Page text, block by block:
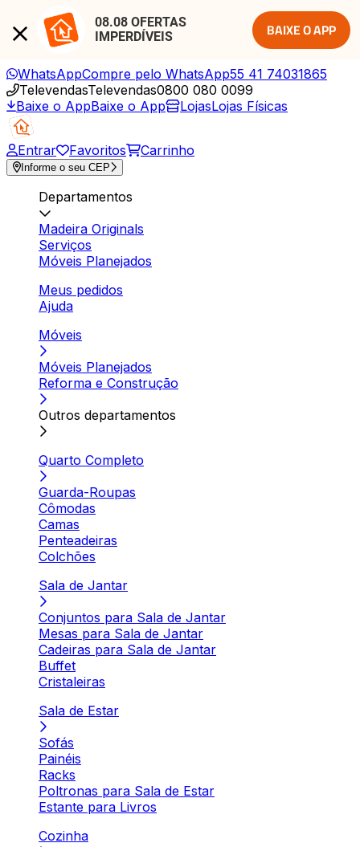
08.08 OFERTAS
IMPERDÍVEIS
BAIXE O APP
WhatsAppCompre pelo WhatsApp55 41 74031865
TelevendasTelevendas0800 080 0099
Baixe o AppBaixe o App LojasLojas Físicas
Entrar Favoritos Carrinho
Informe o seu CEP
Departamentos
Madeira Originals
Serviços
Móveis Planejados
Meus pedidos
Ajuda
Móveis
Móveis Planejados
Reforma e Construção
Outros departamentos
Quarto Completo
Guarda-Roupas
Cômodas
Camas
Penteadeiras
Colchões
Sala de Jantar
Conjuntos para Sala de Jantar
Mesas para Sala de Jantar
Cadeiras para Sala de Jantar
Buffet
Cristaleiras
Sala de Estar
Sofás
Painéis
Racks
Poltronas para Sala de Estar
Estante para Livros
Cozinha